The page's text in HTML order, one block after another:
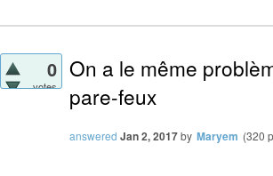
0
votes
On a le même
pare-feux
answered Jan 2, 2017by Maryem (320